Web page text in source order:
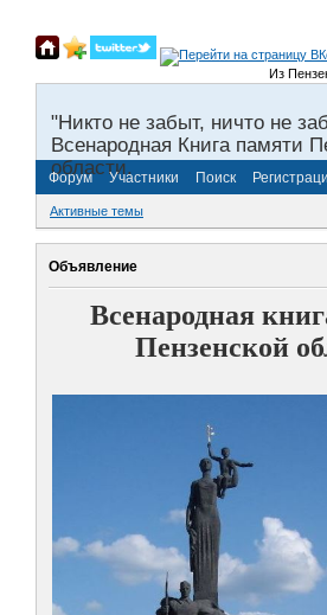
Из
"Никто не забыт, ничто не
Всенародная Книга памяти
области.
Форум Участники Поиск
Активные темы
Объявление
Всенародная
Пензенской